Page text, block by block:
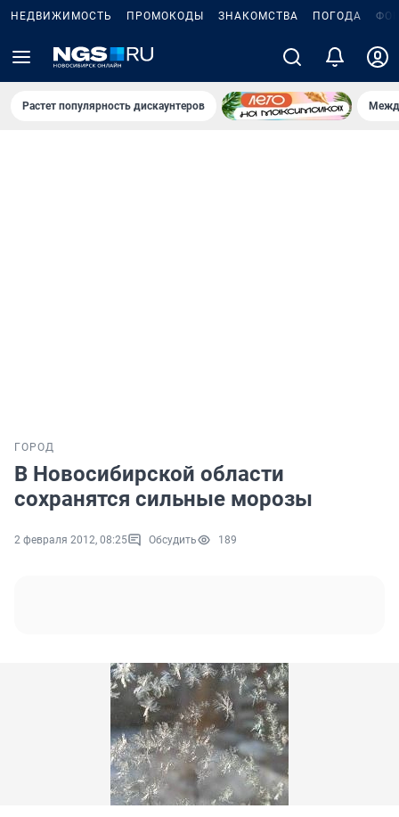
НЕДВИЖИМОСТЬ ПРОМОКОДЫ ЗНАКОМСТВА ПОГОДА
Растет популярность дискаунтеров
ГОРОД
В Новосибирской области
сохранятся сильные морозы
2 февраля 2012, 08:25 Обсудить 189